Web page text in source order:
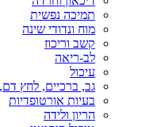
תמיכה נפשית
מוח ונדודי שינה
קשב וריכוז
לב-ריאה
עיכול
גב, ברכיים, לחץ
בעיות אורטופדיות
הריון ולידה